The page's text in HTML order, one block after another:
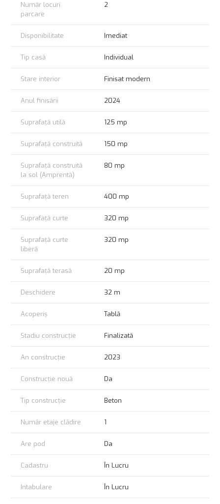
Număr locuri
parcare
2
Disponibilitate Imediat
Tip casă Individual
Stare interior Finisat modern
Anul finisării 2024
Suprafață utilă 125 mp
Suprafață construită 150 mp
Suprafață construită
la sol (Amprentă)
80 mp
Suprafață teren 400 mp
Suprafață curte 320 mp
Suprafață curte
liberă
320 mp
Suprafață terasă 20 mp
Deschidere 32 m
Acoperiș Tablă
Stadiu construcție Finalizată
An construcție 2023
Construcție nouă Da
Tip construcție Beton
Număr etaje clădire 1
Are pod Da
Cadastru În Lucru
Intabulare În Lucru